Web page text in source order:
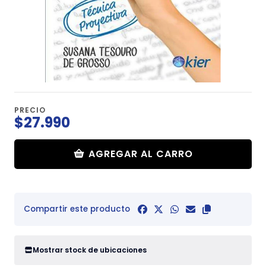
PRECIO
$27.990
AGREGAR AL CARRO
Compartir este producto
Mostrar stock de ubicaciones